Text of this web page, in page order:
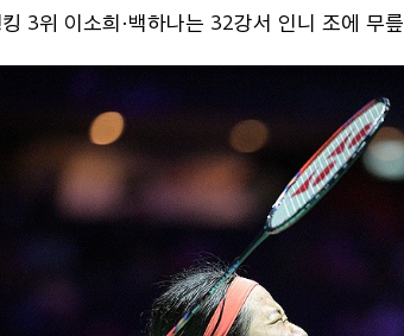
3위 이소희·백하나는 32강서 인니 조에 무릎